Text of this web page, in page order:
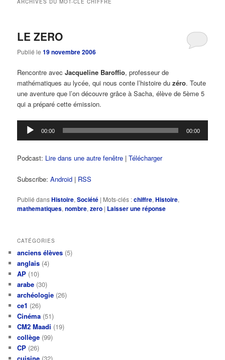
ARCHIVES DU MOT-CLÉCHIFFRE
LE ZERO
Publié le19 novembre 2006
Rencontre avecJacqueline Baroffio, professeur de
mathématiques au lycée, qui nous conte l’histoire duzéro. Toute
une aventure que l’on découvre grâce à Sacha, élève de 5ème 5
qui a préparé cette émission.
Lecteur
audio
00:00 00:00
Podcast: Lire dans une autre fenêtre |Télécharger
Subscribe:Android | RSS
Publié dansHistoire,Société | Mots-clés :chiffre,Histoire,
mathematiques,nombre,zero | Laisser une réponse
CATÉGORIES
anciens élèves (5)
anglais (4)
AP (10)
arabe (30)
archéologie (26)
ce1 (26)
Cinéma (51)
CM2 Maadi (19)
collège (99)
CP (26)